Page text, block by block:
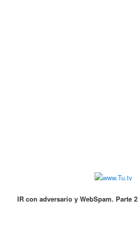
IR con adversario y WebSpam. Parte 2